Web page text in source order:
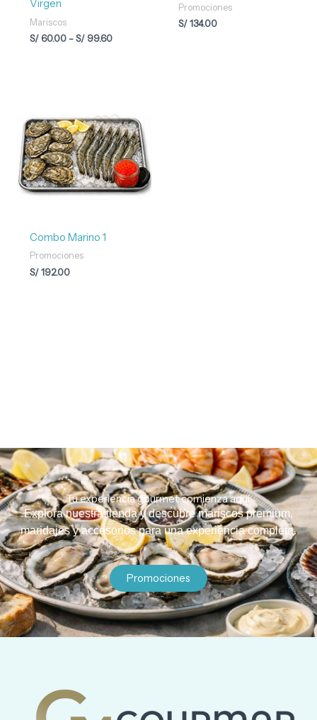
Virgen
Mariscos
S/60.00 - S/99.60
Promociones
S/134.00
Combo Marino 1
Promociones
S/192.00
Tu experiencia gourmet comienza aquí.
Explora nuestra tienda y descubre mariscos premium,
maridajes y accesorios para una experiencia completa.
Promociones